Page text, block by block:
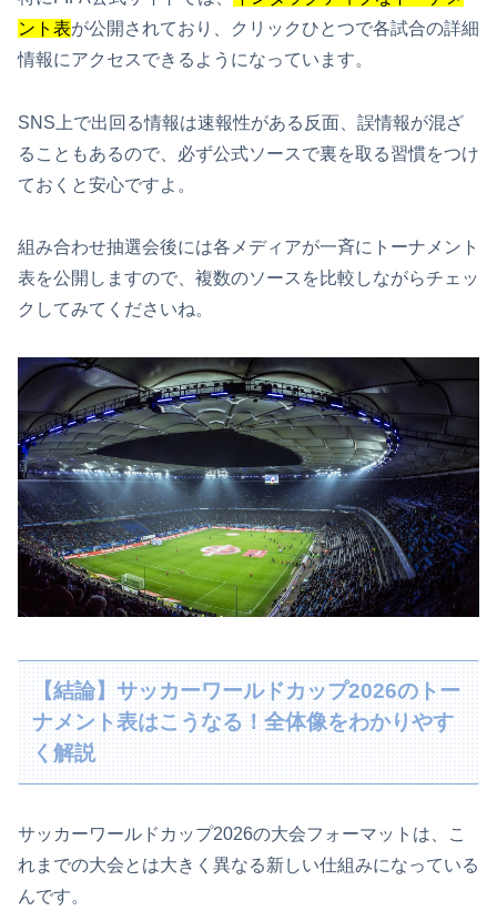
ント表が公開されており、クリックひとつで各試合の詳細
情報にアクセスできるようになっています。
SNS上で出回る情報は速報性がある反面、誤情報が混ざ
ることもあるので、必ず公式ソースで裏を取る習慣をつけ
ておくと安心ですよ。
組み合わせ抽選会後には各メディアが一斉にトーナメント
表を公開しますので、複数のソースを比較しながらチェッ
クしてみてくださいね。
【結論】サッカーワールドカップ2026のトー
ナメント表はこうなる！全体像をわかりやす
く解説
サッカーワールドカップ2026の大会フォーマットは、こ
れまでの大会とは大きく異なる新しい仕組みになっている
んです。